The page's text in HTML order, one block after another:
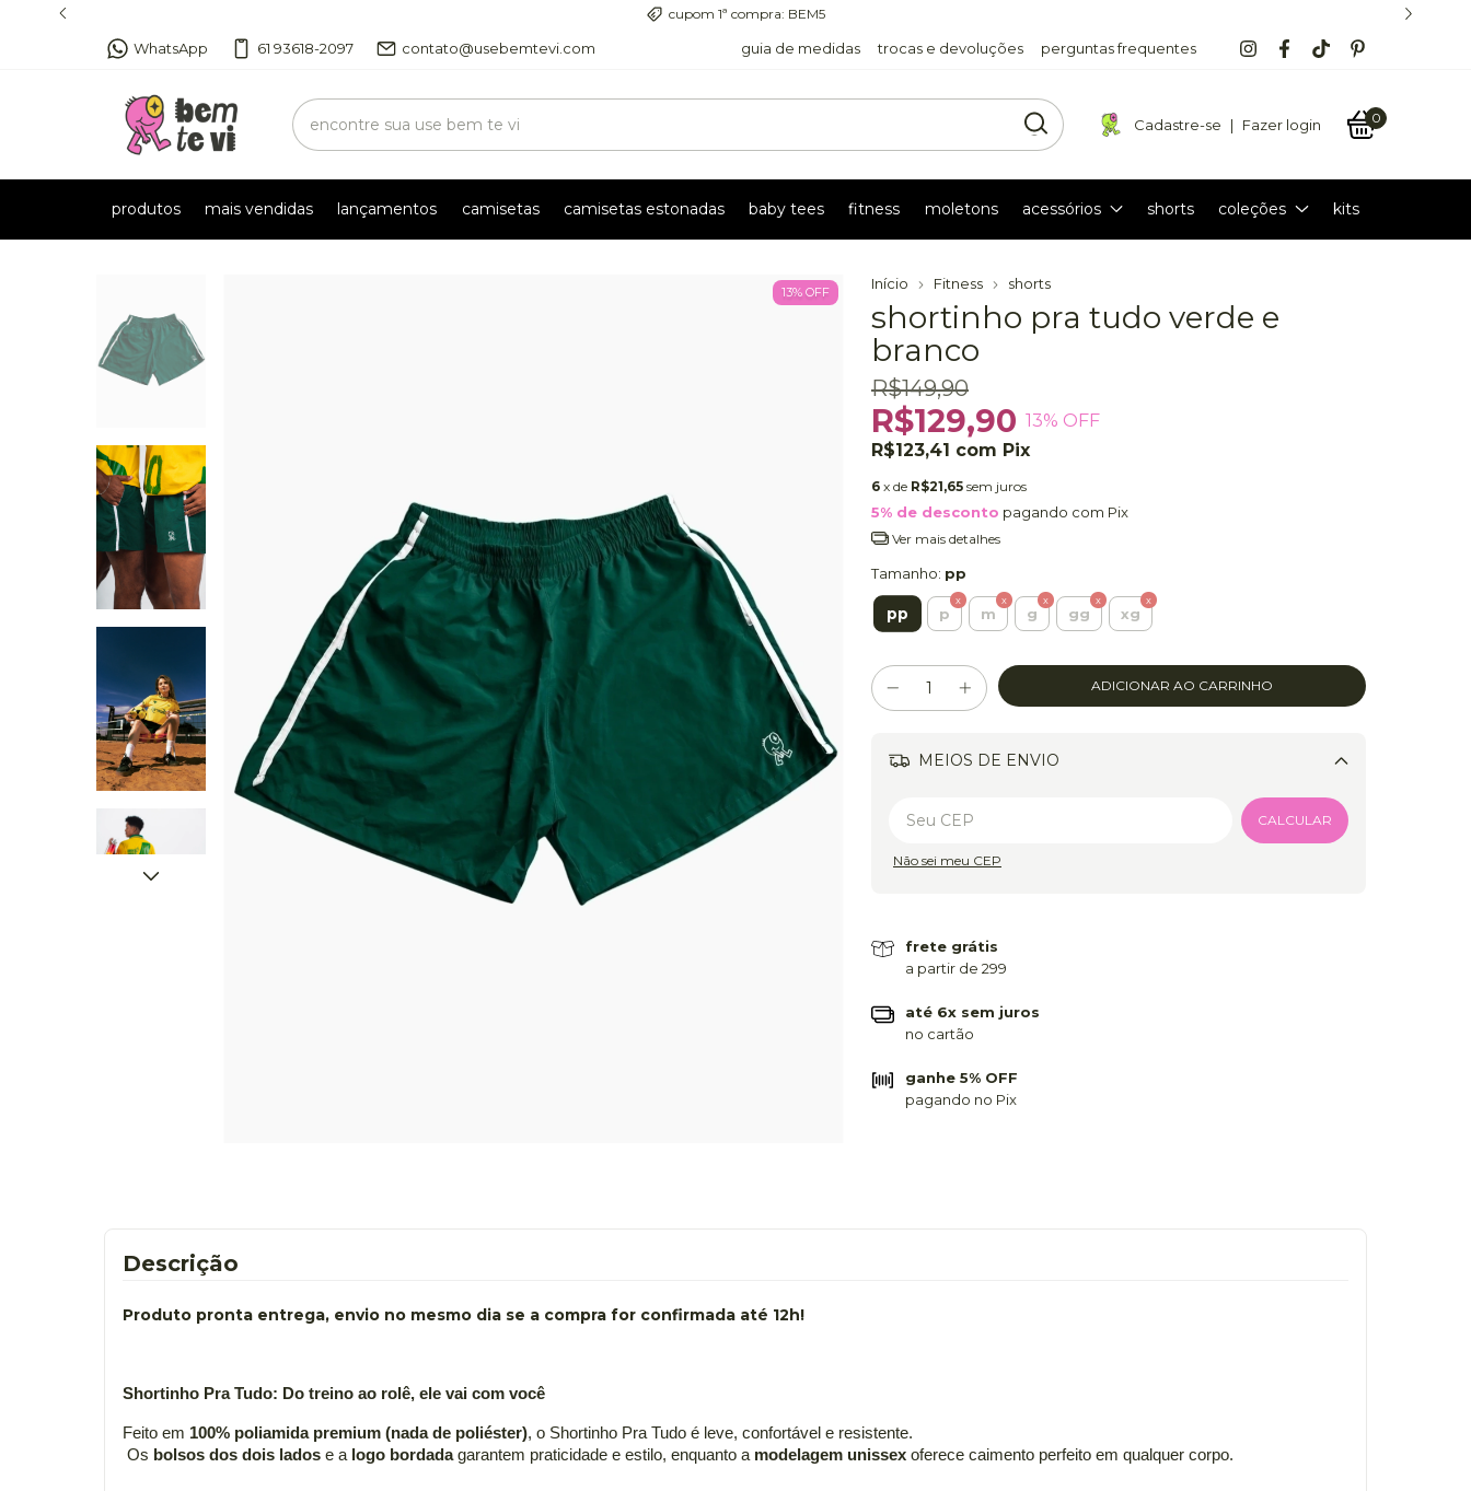
entrega com rastreio pra todo o país
WhatsApp 61 93618-2097 contato@usebemtevi.com guia de medidas trocas e devoluções perguntas frequentes
Cadastre-se | Fazer login 0
produtos mais vendidas lançamentos camisetas camisetas estonadas baby tees fitness moletons acessórios shorts coleções kits
13% OFF Início Fitness shorts
shortinho pra tudo verde e
branco
R$149,90
R$129,90 13% OFF
R$123,41 com Pix
6 x de R$21,65 sem juros
5% de desconto pagando com Pix
Ver mais detalhes
Tamanho: pp
pp p m g gg xg
MEIOS DE ENVIO
Alterar CEP
CALCULAR
Não sei meu CEP
frete grátis
a partir de 299
até 6x sem juros
no cartão
ganhe 5% OFF
pagando no Pix
Descrição
Produto pronta entrega, envio no mesmo dia se a compra for confirmada até 12h!
Shortinho Pra Tudo: Do treino ao rolê, ele vai com você
Feito em 100% poliamida premium (nada de poliéster), o Shortinho Pra Tudo é leve, confortável e resistente.
Os bolsos dos dois lados e a logo bordada garantem praticidade e estilo, enquanto a modelagem unissex oferece caimento perfeito em qualquer corpo.